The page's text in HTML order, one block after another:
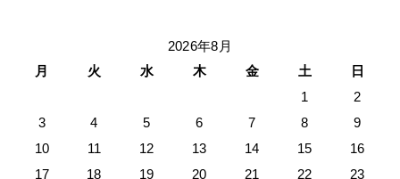
2026年8月
月
火 水 木 金 土
日
1
2
3
4 5 6 7 8
9
10
11 12 13 14 15
16
17
18 19 20 21 22 23